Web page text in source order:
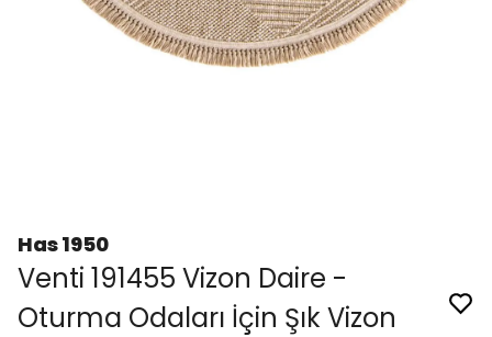
Has 1950
Venti 191455 Vizon Daire -
Oturma Odaları İçin Şık Vizon